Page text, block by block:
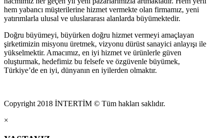
hem yabancı müşterilerine hizmet vermekte olan firmamız, yeni
yatırımlarla ulusal ve uluslararası alanlarda büyümektedir.
Doğru büyümeyi, büyürken doğru hizmet vermeyi amaçlayan
şirketimizin misyonu üretmek, vizyonu dürüst sanayici anlayışı ile
yükselmektir. Amacımız, en iyi hizmet ve ürünlerle güven
oluşturmak, hedefimiz bu felsefe ve özgüvenle büyümek,
Türkiye’de en iyi, dünyanın en iyilerden olmaktır.
Copyright 2018 İNTERTİM © Tüm hakları saklıdır.
×